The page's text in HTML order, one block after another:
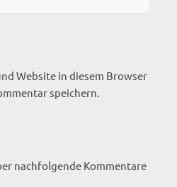
Website in diesem Browser
speichern.
nachfolgende Kommentare